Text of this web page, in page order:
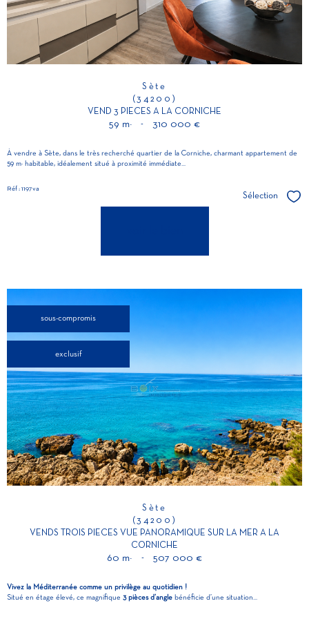
Sète
(34200)
VEND 3 PIECES A LA CORNICHE
59 m² - 310 000 €
À vendre à Sète, dans le très recherché quartier de la Corniche, charmant appartement de
59 m² habitable, idéalement situé à proximité immédiate...
Réf : 1197va
Sélection
sous-compromis
exclusif
Sète
(34200)
VENDS TROIS PIECES VUE PANORAMIQUE SUR LA MER A LA
CORNICHE
60 m² - 507 000 €
Vivez la Méditerranée comme un privilège au quotidien !
Situé en étage élevé, ce magnifique 3 pièces d’angle bénéficie d’une situation...